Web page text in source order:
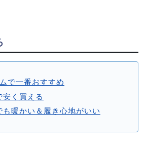
で一番おすすめ
く買える
も暖かい＆履き心地がいい